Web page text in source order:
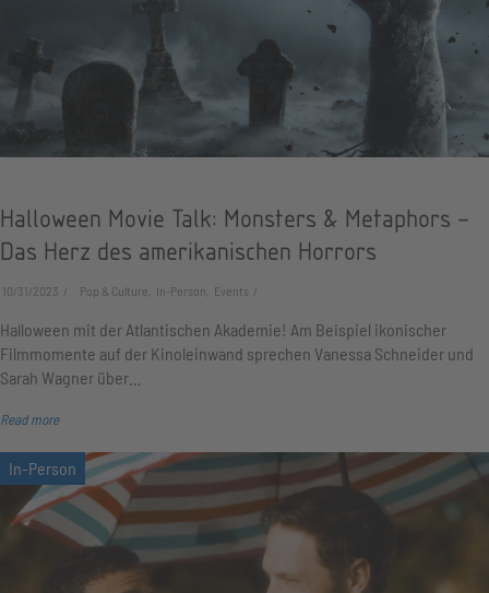
Halloween Movie Talk: Monsters & Metaphors –
Das Herz des amerikanischen Horrors
10/31/2023 Pop & Culture, In-Person, Events
Halloween mit der Atlantischen Akademie! Am Beispiel ikonischer
Filmmomente auf der Kinoleinwand sprechen Vanessa Schneider und
Sarah Wagner über…
Read more